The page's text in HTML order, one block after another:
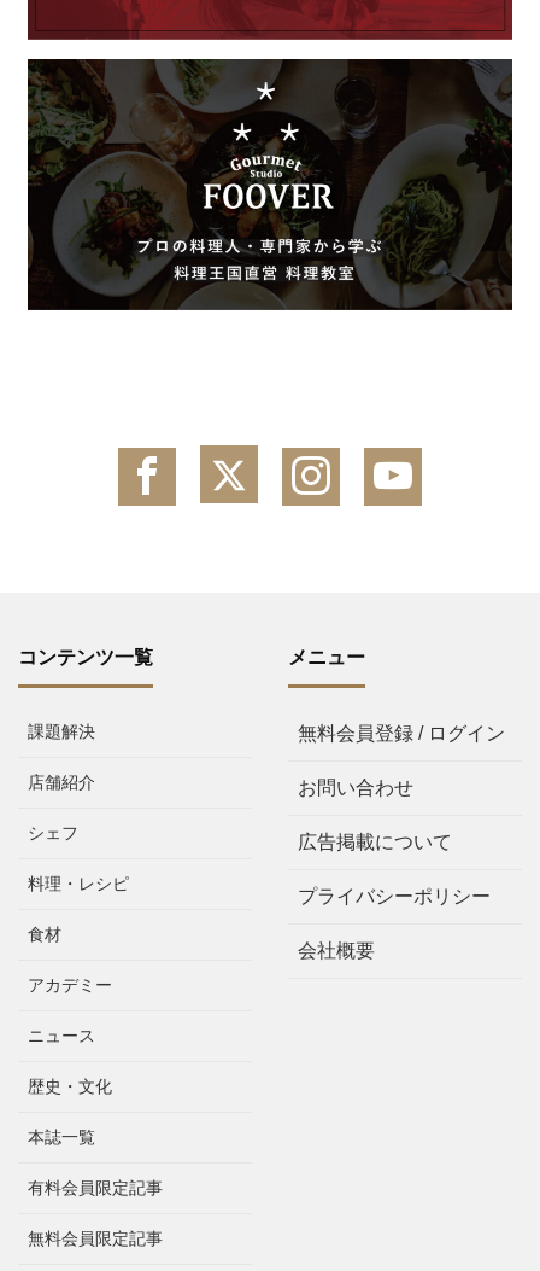
コンテンツ一覧
課題解決
店舗紹介
シェフ
料理・レシピ
食材
アカデミー
ニュース
歴史・文化
本誌一覧
有料会員限定記事
無料会員限定記事
メニュー
無料会員登録 / ログイン
お問い合わせ
広告掲載について
プライバシーポリシー
会社概要